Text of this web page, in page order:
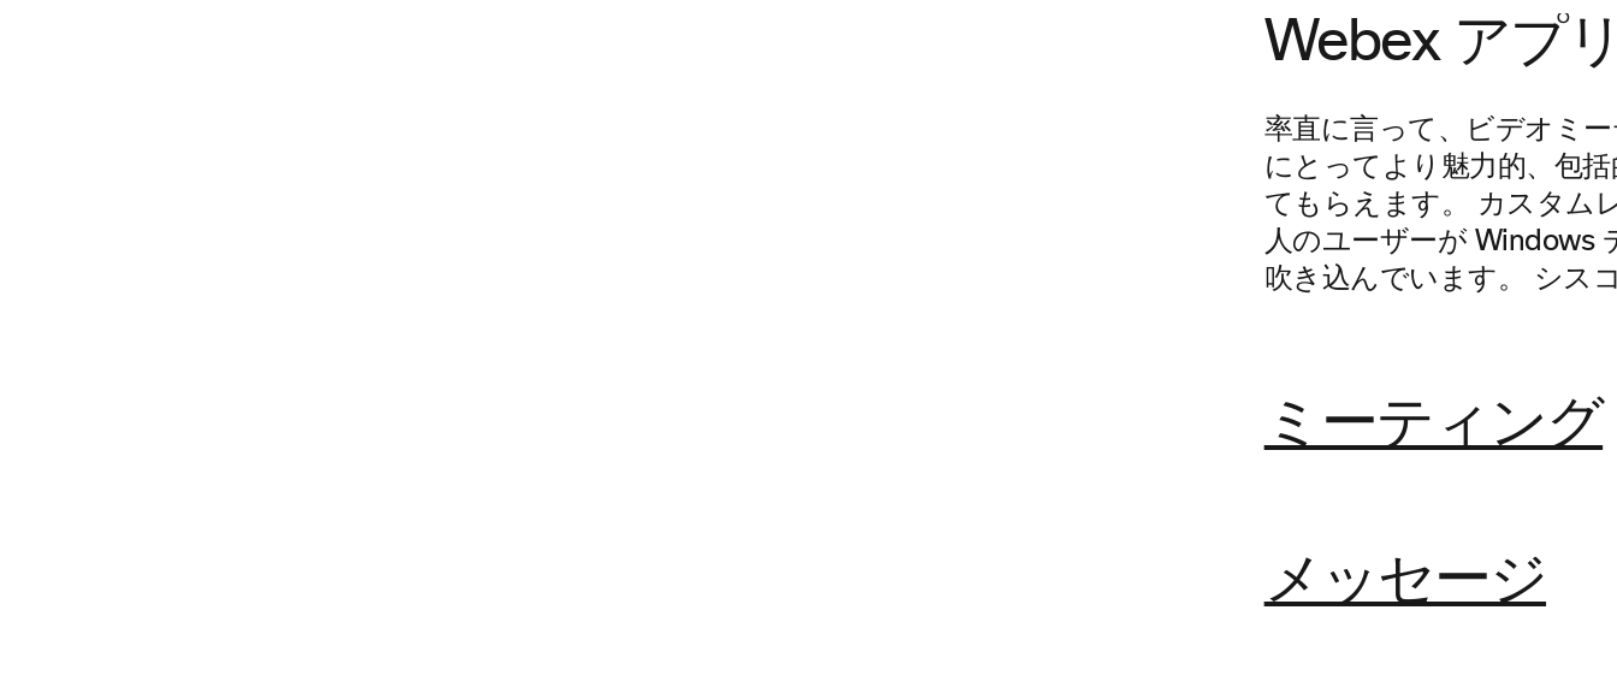
Webex アプ
率直に言って、ビデオミ
にとってより魅力的、包
てもらえます。 カスタム
人のユーザーが Windows
吹き込んでいます。 シス
ミーティング
メッセージ